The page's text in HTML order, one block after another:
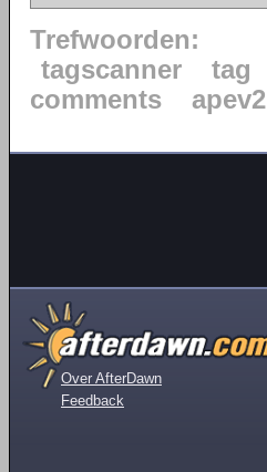
Trefwoorden:
tagscanner
tag
comments
apev2
Over AfterDawn
Feedback